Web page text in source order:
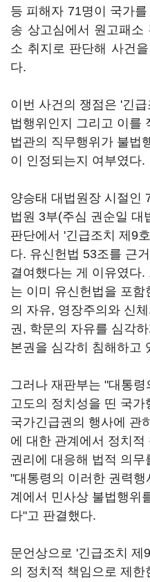
등 피해자 71명이 국가
송 상고심에서 원고패
소 취지로 판단해 사건
다.
이번 사건의 쟁점은 '긴
법행위인지 그리고 이를
법관의 직무행위가 불법
이 인정되는지 여부였다.
양승태 대법원장 시절인
법원 3부(주심 권순일 대
판단에서 '긴급조치 제9
다. 유신헌법 53조를 근
결여했다는 게 이유였다
는 이미 유신헌법을 포
의 자유, 영장주의와 신
권, 학문의 자유를 심각
본권을 심각히 침해하고
그러나 재판부는 "대통
고도의 정치성을 띤 국
국가긴급권의 행사에 관
에 대한 관계에서 정치적
권리에 대응해 법적 의무
"대통령의 이러한 권력
계에서 민사상 불법행위
다"고 판결했다.
문언상으로 '긴급조치 제
의 정치적 책임으로 제